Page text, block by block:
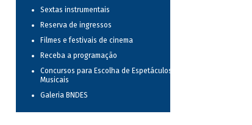
Sextas instrumentais
Reserva de ingressos
Filmes e festivais de cinema
Receba a programação
Concursos para Escolha de Espetáculos
Musicais
Galeria BNDES